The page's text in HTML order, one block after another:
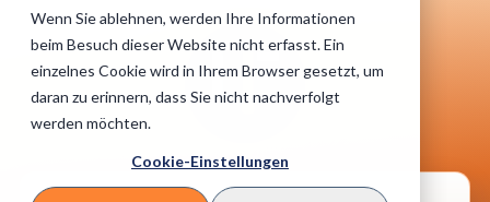
Wenn Sie ablehnen, werden Ihre Informationen
beim Besuch dieser Website nicht erfasst. Ein
einzelnes Cookie wird in Ihrem Browser gesetzt, um
daran zu erinnern, dass Sie nicht nachverfolgt
werden möchten.
Cookie-Einstellungen
abgeben.
Inkassokosten
Rechner
Direkt Inkassokosten
Gerichtliches Mahnverfahren
Telefoninkasso Internationales Inkasso
Stadtwerke
Versorungsunternehmen
Gastronomie & Hotels
Bildungswesen
Verlage Steuerberater
rund um das
Inkasso.
E-Books
Informative
zum Theme
Auslandsinkasso
Datenaustausch
Daten einfach &
sicher mit uns
austauschen.